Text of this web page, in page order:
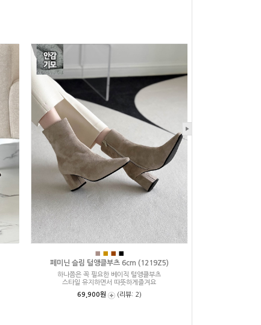
■ ■ ■ ■
페미닌 슬림 털앵클부츠 6cm (1219Z5)
하나쯤은 꼭 필요한 베이직 털앵클부츠
스타일 유지하면서 따뜻하게즐겨요
69,900원
(리뷰: 2)